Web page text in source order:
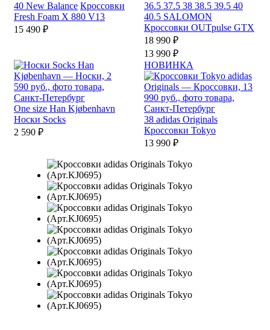
40 New Balance Кроссовки
Fresh Foam X 880 V13
15 490 ₽
36.5 37.5 38 38.5 39.5 40
40.5 SALOMON
Кроссовки OUTpulse GTX
18 990 ₽
13 990 ₽
One size Han Kjøbenhavn
Носки Socks
2 590 ₽
НОВИНКА
38 adidas Originals
Кроссовки Tokyo
13 990 ₽